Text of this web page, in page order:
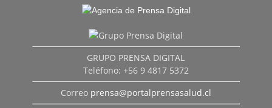
GRUPO PRENSA DIGITAL
Teléfono: +56 9 4817 5372
Correo prensa@portalprensasalud.cl